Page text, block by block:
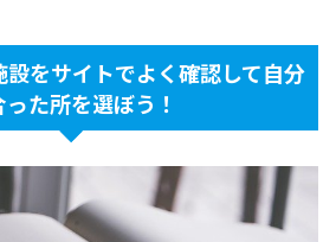
をサイトでよく確認して自分
った所を選ぼう！